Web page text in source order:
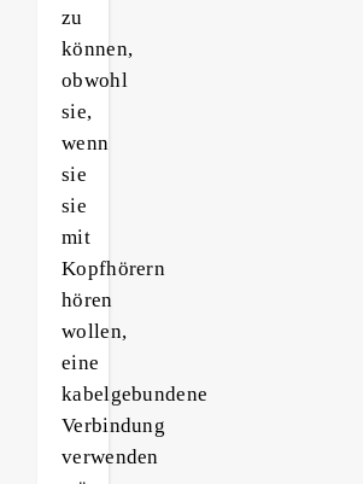
zu
können,
obwohl
sie,
wenn
sie
sie
mit
Kopfhörern
hören
wollen,
eine
kabelgebundene
Verbindung
verwenden